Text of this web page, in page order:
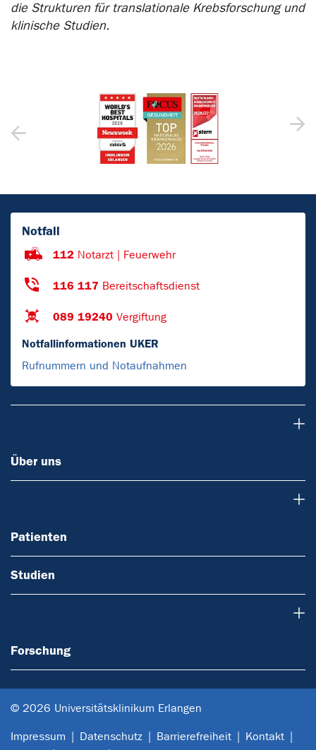
die Strukturen für translationale Krebsforschung und
klinische Studien.
Notfall
112 Notarzt | Feuerwehr
116 117 Bereitschaftsdienst
089 19240 Vergiftung
Notfallinformationen UKER
Rufnummern und Notaufnahmen
Über uns
Patienten
Studien
Forschung
© 2026 Universitätsklinikum Erlangen
Impressum Datenschutz Barrierefreiheit
Kontakt